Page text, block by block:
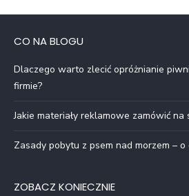
CO NA BLOGU
Dlaczego warto zlecić opróżnianie
firmie?
Jakie materiały reklamowe zamówić na
Zasady pobytu z psem nad morzem –
ZOBACZ KONIECZNIE